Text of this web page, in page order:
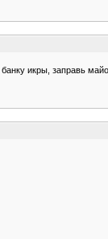
икры, заправь